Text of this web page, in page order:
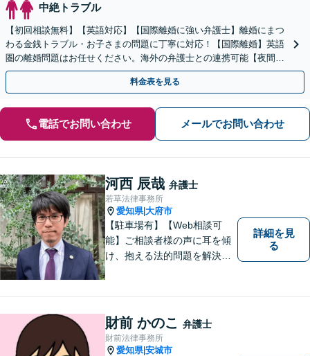
中絶トラブル
【初回相談無料】【英語対応】【国際離婚に強い弁護士】離婚にまつ
わる金銭トラブル・お子さまの問題に丁寧に対応！【国際離婚】英語
圏の離婚問題はお任せください。海外の弁護士との連携可能【夜間／
休日面談】【お子さま同席OK】【徳重駅／神沢駅5分】
料金表を見る
電話でお問い合わせ メールでお問い合わせ
河西 辰哉 弁護士
若草法律事務所
愛知県|大府市
【駐車場有】【Web相談可
能】ご相談者様の声に耳を傾
け、抱える法的問題を解決す
て、明るい未来へと進みまし
ょう。 地域のみなさまからの
ご相談、お待ちしておりま
す。
詳細を見
る
財前 かのこ 弁護士
財前法律事務所
愛知県|安城市